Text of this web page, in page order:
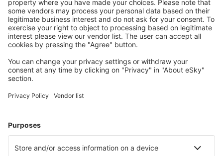
Planera din resa
Billiga flyg
Weekendresor
Flyg+Hotell
Hotell